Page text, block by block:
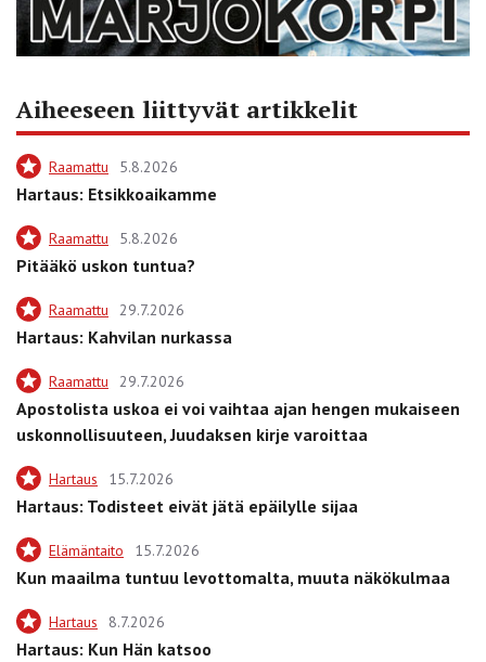
Aiheeseen liittyvät artikkelit
Raamattu 5.8.2026
Hartaus: Etsikkoaikamme
Raamattu 5.8.2026
Pitääkö uskon tuntua?
Raamattu 29.7.2026
Hartaus: Kahvilan nurkassa
Raamattu 29.7.2026
Apostolista uskoa ei voi vaihtaa ajan hengen mukaiseen
uskonnollisuuteen, Juudaksen kirje varoittaa
Hartaus 15.7.2026
Hartaus: Todisteet eivät jätä epäilylle sijaa
Elämäntaito 15.7.2026
Kun maailma tuntuu levottomalta, muuta näkökulmaa
Hartaus 8.7.2026
Hartaus: Kun Hän katsoo